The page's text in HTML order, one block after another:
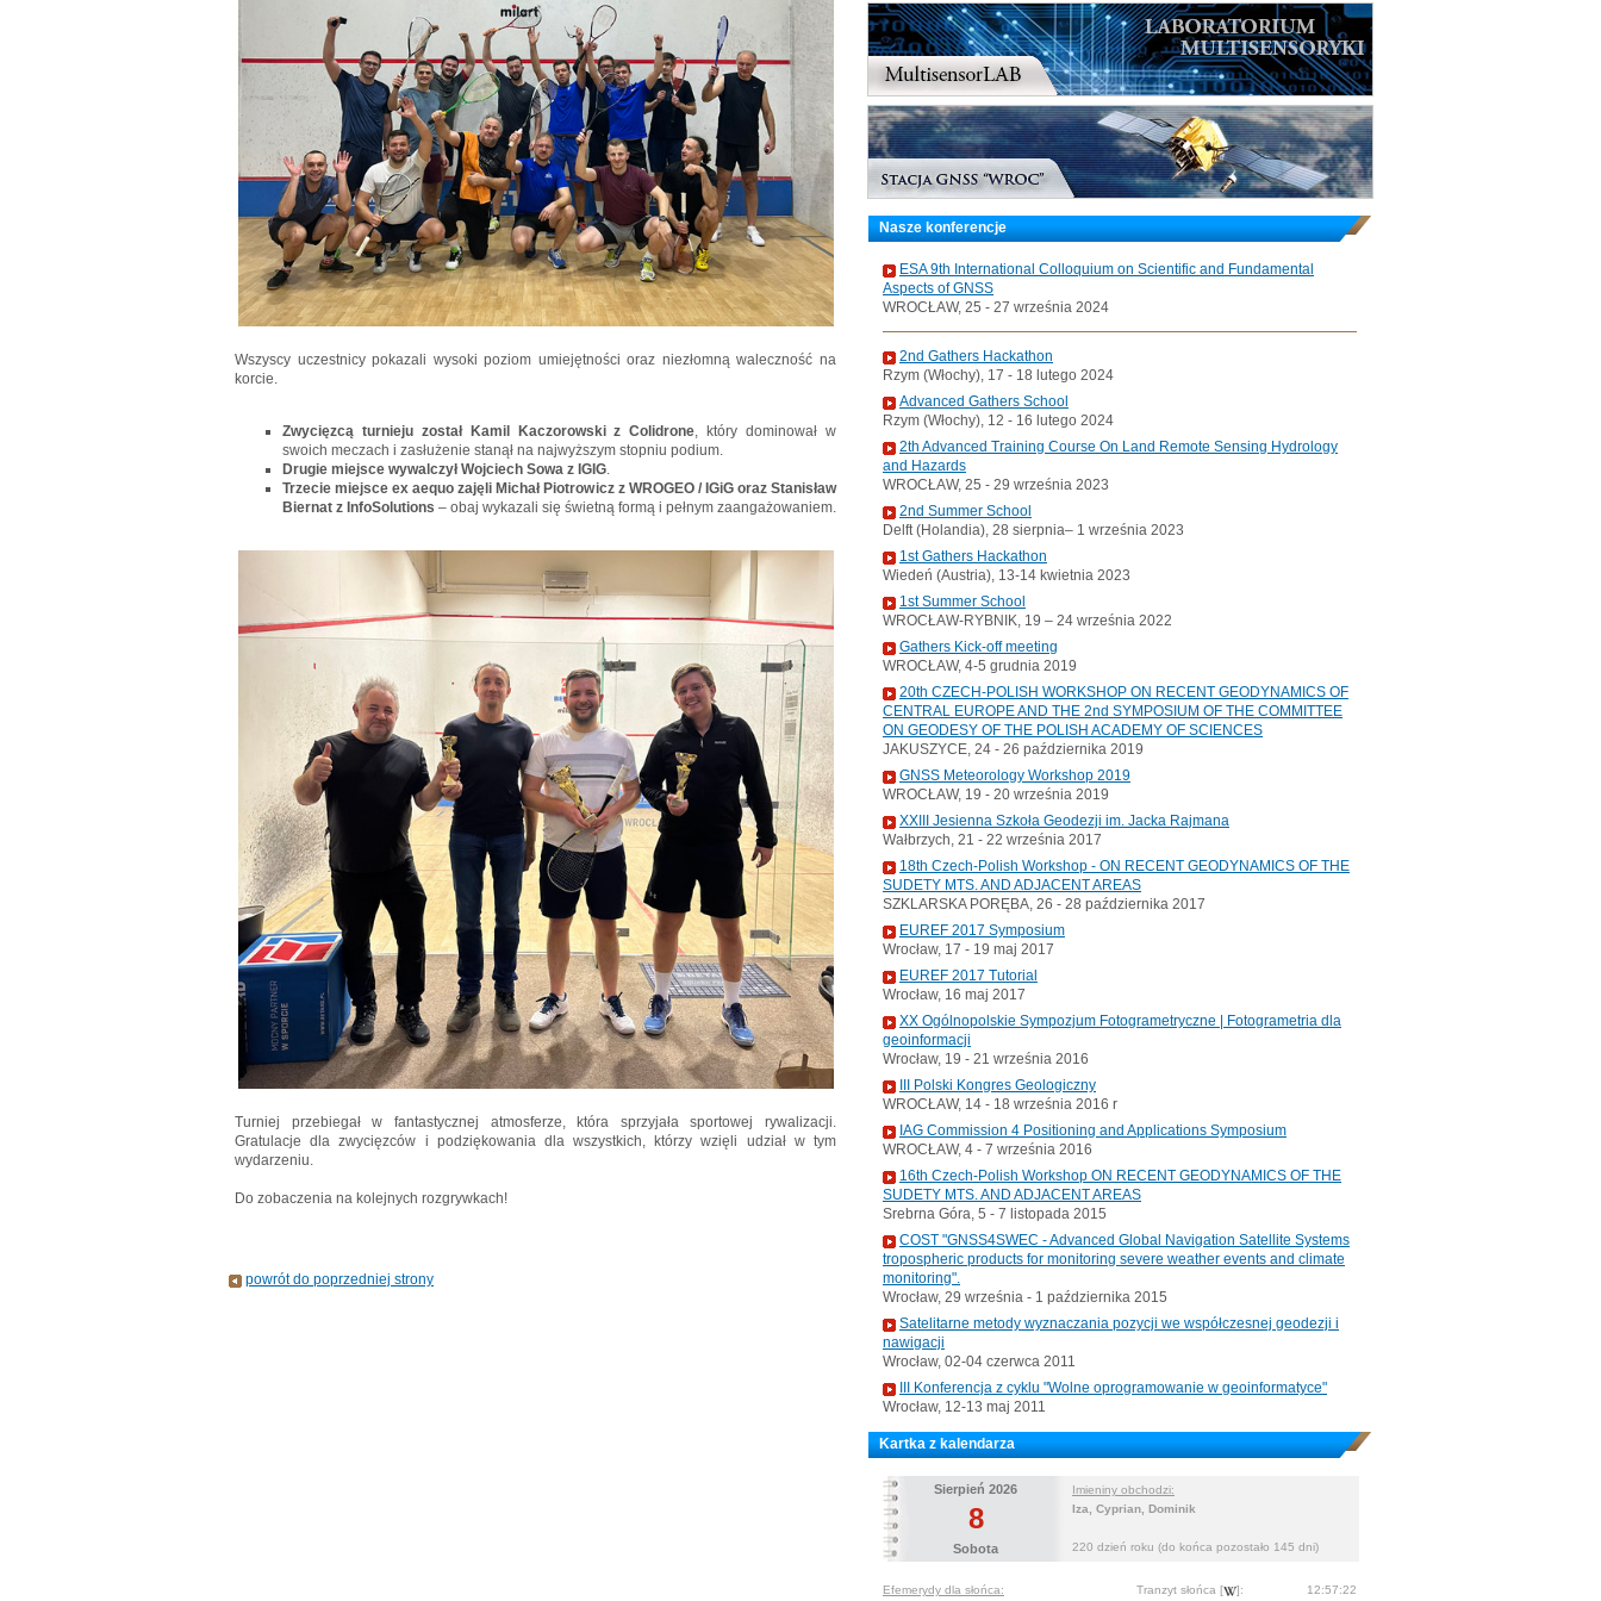
Wszyscy uczestnicy pokazali wysoki poziom umiejętności oraz niezłomną waleczność na
korcie.
Zwycięzcą turnieju został Kamil Kaczorowski z Colidrone, który dominował w
swoich meczach i zasłużenie stanął na najwyższym stopniu podium.
Drugie miejsce wywalczył Wojciech Sowa z IGIG.
Trzecie miejsce ex aequo zajęli Michał Piotrowicz z WROGEO / IGiG oraz Stanisław
Biernat z InfoSolutions – obaj wykazali się świetną formą i pełnym zaangażowaniem.
Turniej przebiegał w fantastycznej atmosferze, która sprzyjała sportowej rywalizacji.
Gratulacje dla zwycięzców i podziękowania dla wszystkich, którzy wzięli udział w tym
wydarzeniu.
Do zobaczenia na kolejnych rozgrywkach!
powrót do poprzedniej strony
Nasze konferencje
ESA 9th International Colloquium on Scientific and Fundamental
Aspects of GNSS
WROCŁAW, 25 - 27 września 2024
2nd Gathers Hackathon
Rzym (Włochy), 17 - 18 lutego 2024
Advanced Gathers School
Rzym (Włochy), 12 - 16 lutego 2024
2th Advanced Training Course On Land Remote Sensing Hydrology
and Hazards
WROCŁAW, 25 - 29 września 2023
2nd Summer School
Delft (Holandia), 28 sierpnia– 1 września 2023
1st Gathers Hackathon
Wiedeń (Austria), 13-14 kwietnia 2023
1st Summer School
WROCŁAW-RYBNIK, 19 – 24 września 2022
Gathers Kick-off meeting
WROCŁAW, 4-5 grudnia 2019
20th CZECH-POLISH WORKSHOP ON RECENT GEODYNAMICS OF
CENTRAL EUROPE AND THE 2nd SYMPOSIUM OF THE COMMITTEE
ON GEODESY OF THE POLISH ACADEMY OF SCIENCES
JAKUSZYCE, 24 - 26 października 2019
GNSS Meteorology Workshop 2019
WROCŁAW, 19 - 20 września 2019
XXIII Jesienna Szkoła Geodezji im. Jacka Rajmana
Wałbrzych, 21 - 22 września 2017
18th Czech-Polish Workshop - ON RECENT GEODYNAMICS OF THE
SUDETY MTS. AND ADJACENT AREAS
SZKLARSKA PORĘBA, 26 - 28 października 2017
EUREF 2017 Symposium
Wrocław, 17 - 19 maj 2017
EUREF 2017 Tutorial
Wrocław, 16 maj 2017
XX Ogólnopolskie Sympozjum Fotogrametryczne | Fotogrametria dla
geoinformacji
Wrocław, 19 - 21 września 2016
III Polski Kongres Geologiczny
WROCŁAW, 14 - 18 września 2016 r
IAG Commission 4 Positioning and Applications Symposium
WROCŁAW, 4 - 7 września 2016
16th Czech-Polish Workshop ON RECENT GEODYNAMICS OF THE
SUDETY MTS. AND ADJACENT AREAS
Srebrna Góra, 5 - 7 listopada 2015
COST "GNSS4SWEC - Advanced Global Navigation Satellite Systems
tropospheric products for monitoring severe weather events and climate
monitoring".
Wrocław, 29 września - 1 października 2015
Satelitarne metody wyznaczania pozycji we współczesnej geodezji i
nawigacji
Wrocław, 02-04 czerwca 2011
III Konferencja z cyklu "Wolne oprogramowanie w geoinformatyce"
Wrocław, 12-13 maj 2011
Kartka z kalendarza
Sierpień 2026
Imieniny obchodzi:
Iza, Cyprian, Dominik
220 dzień roku (do końca pozostało 145 dni)
8
Sobota
Efemerydy dla słońca: Tranzyt słońca [ ]: 12:57:22